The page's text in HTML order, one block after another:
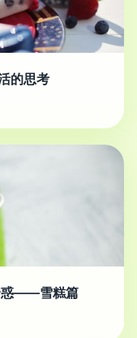
的思考
惑——雪糕篇